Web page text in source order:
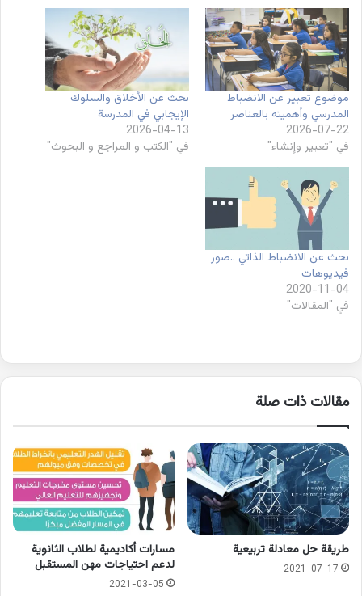
موضوع تعبير عن الانضباط
المدرسي وأهميته بالعناصر
2026-07-22
في "تعبير وإنشاء"
بحث عن الأخلاق والسلوك
الإيجابي في المدرسة
2026-04-13
في "الكتب و المراجع و البحوث"
بحث عن الانضباط الذاتي ..صور
فيديوهات
2020-11-04
في "المقالات"
مقالات ذات صلة
طريقة حل معادلة تربيعية
2021-07-17
مسارات أكاديمية لطلاب الثانوية
لدعم احتياجات مهن المستقبل
2021-03-05